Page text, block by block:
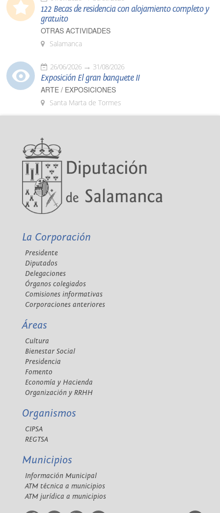
122 Becas de residencia con alojamiento completo y
gratuito
OTRAS ACTIVIDADES
Salamanca
26/06/2026 31/08/2026
Exposición El gran banquete II
ARTE / EXPOSICIONES
Santa Marta de Tormes
La Corporación
Presidente
Diputados
Delegaciones
Órganos colegiados
Comisiones informativas
Corporaciones anteriores
Áreas
Cultura
Bienestar Social
Presidencia
Fomento
Economía y Hacienda
Organización y RRHH
Organismos
CIPSA
REGTSA
Municipios
Información Municipal
ATM técnica a municipios
ATM jurídica a municipios